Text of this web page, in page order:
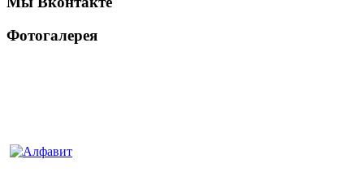
Фотогалерея